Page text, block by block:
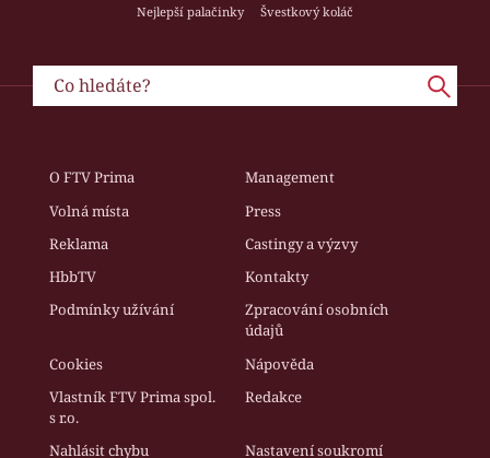
Nejlepší palačinky
Švestkový koláč
O FTV Prima
Management
Volná místa
Press
Reklama
Castingy a výzvy
HbbTV
Kontakty
Podmínky užívání
Zpracování osobních
údajů
Cookies
Nápověda
Vlastník FTV Prima spol.
s r.o.
Redakce
Nahlásit chybu Nastavení soukromí